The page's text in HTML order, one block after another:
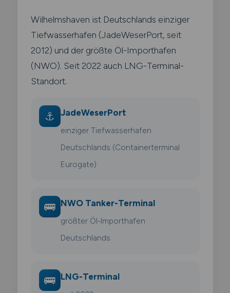
Wilhelmshaven ist Deutschlands einziger
Tiefwasserhafen (JadeWeserPort, seit
2012) und der größte Öl-Importhafen
(NWO). Seit 2022 auch LNG-Terminal-
Standort.
⚓ JadeWeserPort
einziger Tiefwasserhafen
Deutschlands (Containerterminal
Eurogate)
🚌 NWO Tanker-Terminal
größter Öl-Importhafen
Deutschlands
🚌 LNG-Terminal